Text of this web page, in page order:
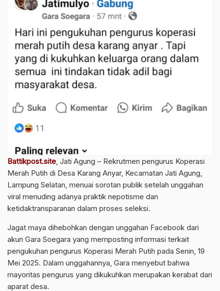
Battikpost.site , Jati Agung – Rekrutmen pengurus Koperasi
Merah Putih di Desa Karang Anyar, Kecamatan Jati Agung,
Lampung Selatan, menuai sorotan publik setelah unggahan
viral menuding adanya praktik nepotisme dan
ketidaktransparanan dalam proses seleksi.
Jagat maya dihebohkan dengan unggahan Facebook dari
akun Gara Soegara yang memposting informasi terkait
pengukuhan pengurus Koperasi Merah Putih pada Senin, 19
Mei 2025. Dalam unggahannya, Gara menyebut bahwa
mayoritas pengurus yang dikukuhkan merupakan kerabat dari
aparat desa.